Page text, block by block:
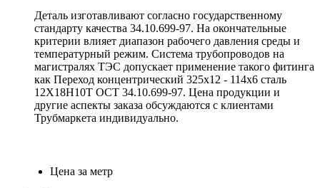
Деталь изготавливают согласно государственному
стандарту качества 34.10.699-97. На окончательные
критерии влияет диапазон рабочего давления среды и
температурный режим. Система трубопроводов на
магистралях ТЭС допускает применение такого фитинга
как Переход концентрический 325х12 - 114х6 сталь
12Х18Н10Т ОСТ 34.10.699-97. Цена продукции и
другие аспекты заказа обсуждаются с клиентами
Трубмаркета индивидуально.
Цена за метр